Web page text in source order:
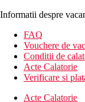
Informatii despre
FAQ
Vouchere de
Conditii de
Acte Calatorie
Verificare si
Acte Calatorie